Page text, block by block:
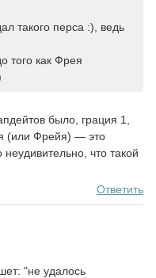
такого перса :), ведь
того как Фрея
было, грация 1,
(или Фрейя) — это
что такой
Ответить
"не удалось